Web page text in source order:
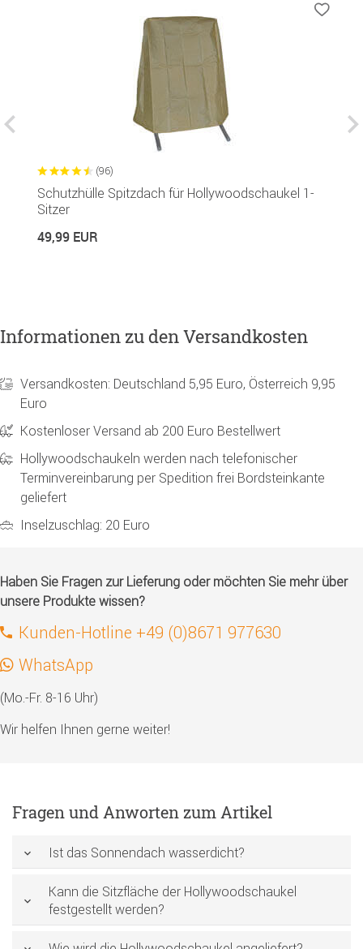
(96)
Schutzhülle Spitzdach für Hollywoodschaukel 1-
Sitzer
49,99 EUR
Informationen zu den Versandkosten
Versandkosten: Deutschland 5,95 Euro, Österreich 9,95
Euro
Kostenloser Versand ab 200 Euro Bestellwert
Hollywoodschaukeln werden nach telefonischer
Terminvereinbarung per Spedition frei Bordsteinkante
geliefert
Inselzuschlag: 20 Euro
Haben Sie Fragen zur Lieferung oder möchten Sie mehr über
unsere Produkte wissen?
Kunden-Hotline +49 (0)8671 977630
WhatsApp
(Mo.-Fr. 8-16 Uhr)
Wir helfen Ihnen gerne weiter!
Fragen und Anworten zum Artikel
Ist das Sonnendach wasserdicht?
Kann die Sitzfläche der Hollywoodschaukel
festgestellt werden?